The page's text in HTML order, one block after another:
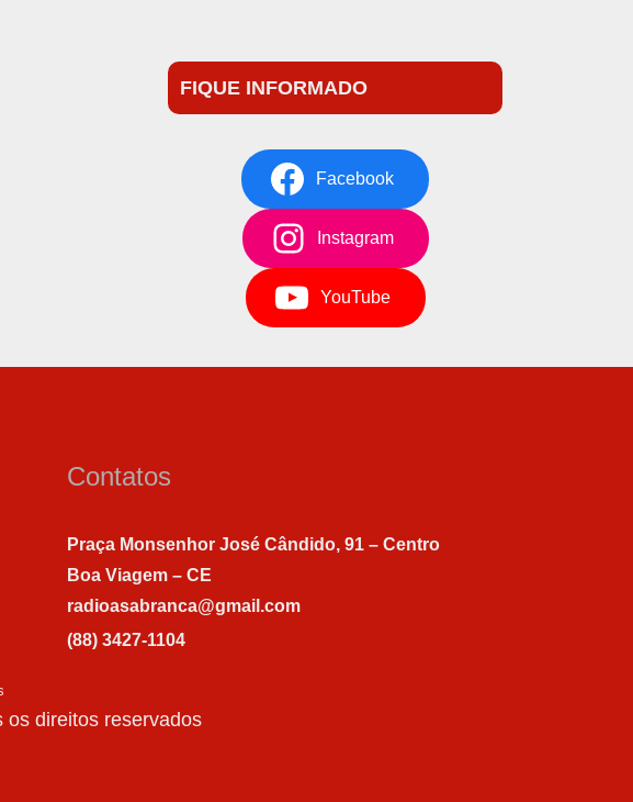
FIQUE INFORMADO
Facebook
Instagram
YouTube
Contatos
Praça Monsenhor José Cândido, 91 – Centro
Boa Viagem – CE
radioasabranca@gmail.com
(88) 3427-1104
os direitos reservados